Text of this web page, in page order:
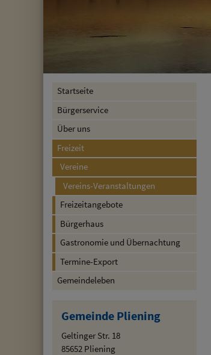
Startseite
Bürgerservice
Über uns
Freizeit
Vereine
Vereins-Veranstaltungen
Freizeitangebote
Bürgerhaus
Gastronomie und Übernachtung
Termine-Export
Gemeindeleben
Gemeinde Pliening
Geltinger Str. 18
85652 Pliening